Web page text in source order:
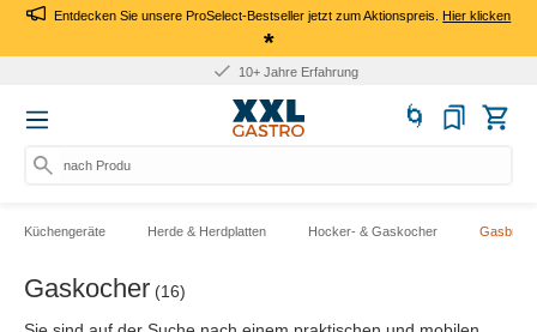
Entdecken Sie unsere ProSelect-Bestseller jetzt zum Aktionspreis.Hier klicken
*
10+ Jahre Erfahrung
nach Produkt, Art
Küchengeräte Herde & Herdplatten Hocker- & Gaskocher
Gaskocher (16)